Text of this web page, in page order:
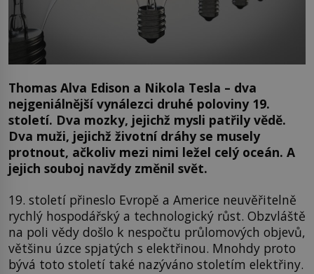
Thomas Alva Edison a Nikola Tesla – dva
nejgeniálnější vynálezci druhé poloviny 19.
století. Dva mozky, jejichž mysli patřily vědě.
Dva muži, jejichž životní dráhy se musely
protnout, ačkoliv mezi nimi ležel celý oceán. A
jejich souboj navždy změnil svět.
19. století přineslo Evropě a Americe neuvěřitelně
rychlý hospodářský a technologický růst. Obzvláště
na poli vědy došlo k nespočtu průlomových objevů,
většinu úzce spjatých s elektřinou. Mnohdy proto
bývá toto století také nazýváno stoletím elektřiny.